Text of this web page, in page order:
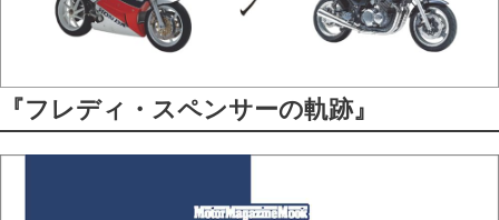
『フレディ・スペンサーの軌跡』